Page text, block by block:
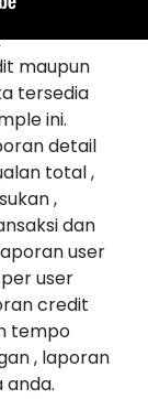
maupun
tersedia
ini.
detail
total ,
,
dan
user
user
credit
tempo
, laporan